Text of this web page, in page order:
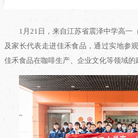
1月21日，来自江苏省震泽中学高一
及家长代表走进佳禾食品，通过实地参
佳禾食品在咖啡生产、企业文化等领域的